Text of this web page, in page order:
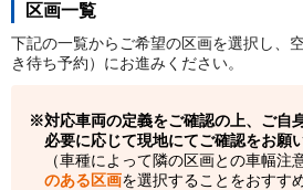
区画一覧
下記の一覧からご希望の区画を選択し、
き待ち予約）にお進みください。
対応車両の定義をご確認の上、ご自
必要に応じて現地にてご確認をお願
（車種によって隣の区画との車幅注
のある区画を選択することをおすす